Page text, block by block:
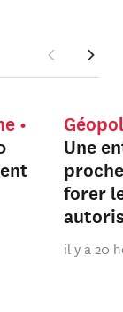
Une
forer
il y a 20